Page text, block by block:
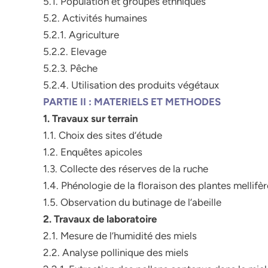
5.2. Activités humaines
5.2.1. Agriculture
5.2.2. Elevage
5.2.3. Pêche
5.2.4. Utilisation des produits végétaux
PARTIE II : MATERIELS ET METHODES
1. Travaux sur terrain
1.1. Choix des sites d’étude
1.2. Enquêtes apicoles
1.3. Collecte des réserves de la ruche
1.4. Phénologie de la floraison des plantes
1.5. Observation du butinage de l’abeille
2. Travaux de laboratoire
2.1. Mesure de l’humidité des miels
2.2. Analyse pollinique des miels